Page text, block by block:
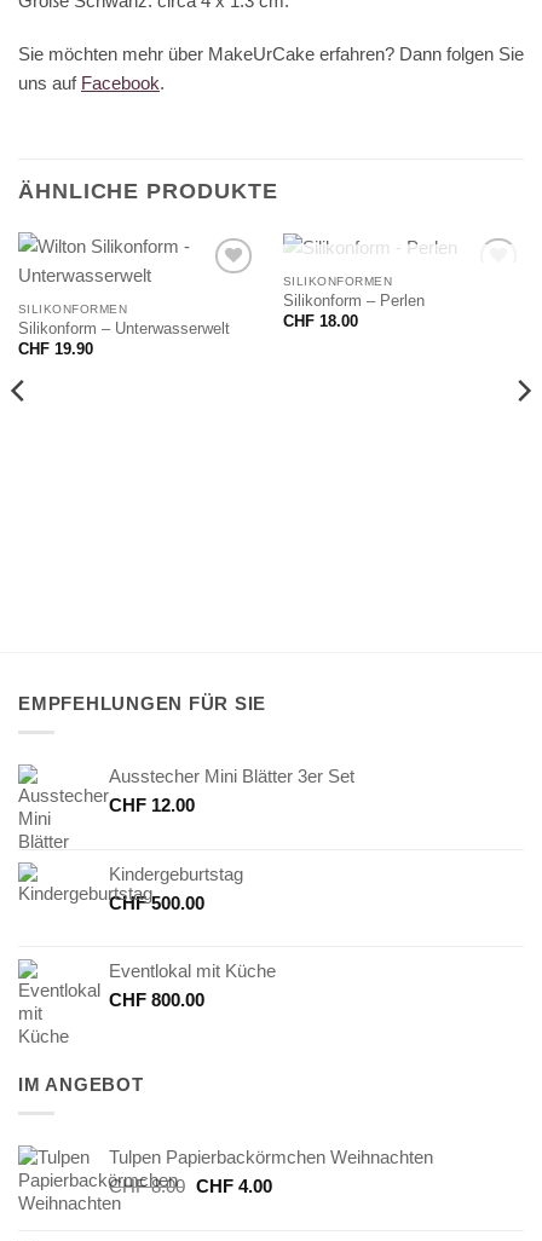
Sie möchten mehr über MakeUrCake erfahren? Dann folgen Sie
uns auf Facebook.
ÄHNLICHE PRODUKTE
SILIKONFORMEN
Silikonform – Unterwasserwelt
CHF19.90
NICHT VORRÄTIG
SILIKONFORMEN
Silikonform – Perlen
CHF18.00
EMPFEHLUNGEN FÜR SIE
Ausstecher Mini Blätter 3er Set
CHF 12.00
Kindergeburtstag
CHF500.00
Eventlokal mit Küche
CHF 800.00
IM ANGEBOT
Tulpen Papierbackörmchen Weihnachten
CHF8.00 Ursprünglicher
CHF4.00Aktueller